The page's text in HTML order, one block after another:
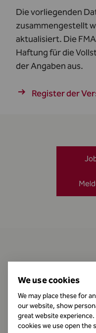
Die vorliegenden
zusammengestellt
aktualisiert. Die
Haftung für die
der Angaben aus.
Register der
Öffnungszeiten
We use cookies
We may place these for
our website, show
great website
cookies we use open the